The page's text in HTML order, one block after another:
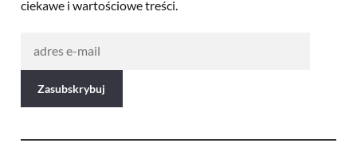
ciekawe i wartościowe treści.